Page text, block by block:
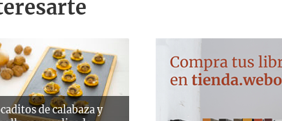
de calabaza y